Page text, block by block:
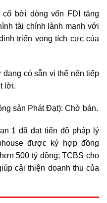
bởi dòng vốn FDI tăng
tài chính lành mạnh với
triển vọng tích cực của
có sẵn vị thế nên tiếp
lời.
sản Phát Đạt): Chờ bán.
1 đã đạt tiến độ pháp lý
được ký hợp đồng
500 tỷ đồng; TCBS cho
cải thiện doanh thu của